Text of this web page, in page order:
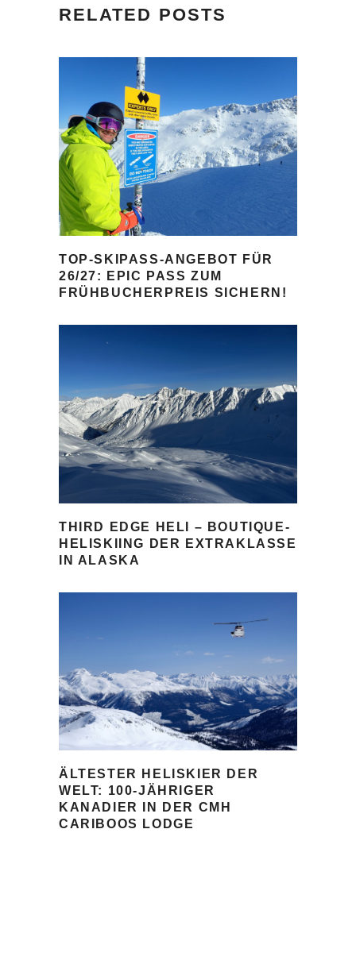
RELATED POSTS
TOP-SKIPASS-ANGEBOT FÜR
26/27: EPIC PASS ZUM
FRÜHBUCHERPREIS SICHERN!
THIRD EDGE HELI – BOUTIQUE-
HELISKIING DER EXTRAKLASSE
IN ALASKA
ÄLTESTER HELISKIER DER
WELT: 100-JÄHRIGER
KANADIER IN DER CMH
CARIBOOS LODGE